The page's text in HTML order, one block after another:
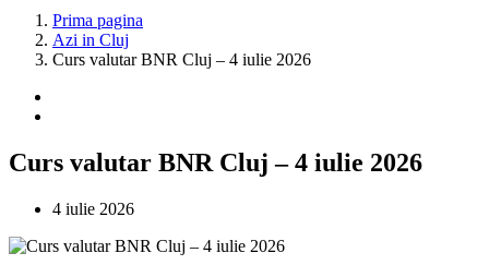
Prima pagina
Azi in Cluj
Curs valutar BNR Cluj – 4 iulie 2026
Curs valutar BNR Cluj – 4 iulie 2026
4 iulie 2026